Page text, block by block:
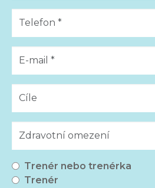
Výběr trenéra
Trenér nebo trenérka
Trenér